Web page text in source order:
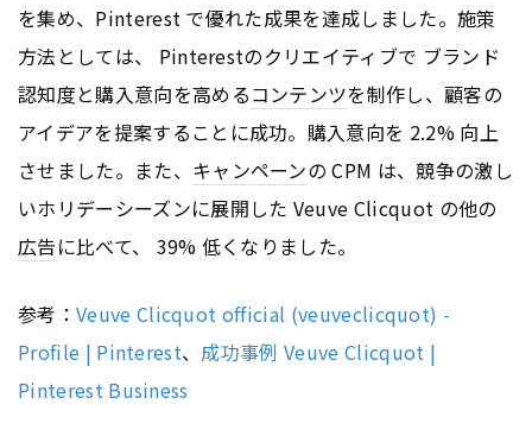
を集め、Pinterest で優れた成果を達成しました。施策
方法としては、 Pinterestのクリエイティブで ブランド
認知度と購入意向を高めるコンテンツを制作し、顧客の
アイデアを提案することに成功。購入意向を 2.2% 向上
させました。また、 キャンペーンの CPM は、競争の激し
いホリデーシーズンに展開した Veuve Clicquot の他の
広告に比べて、 39% 低くなりました。
参考： Veuve Clicquot official (veuveclicquot) -
Profile | Pinterest、 成功事例 Veuve Clicquot |
Pinterest Business